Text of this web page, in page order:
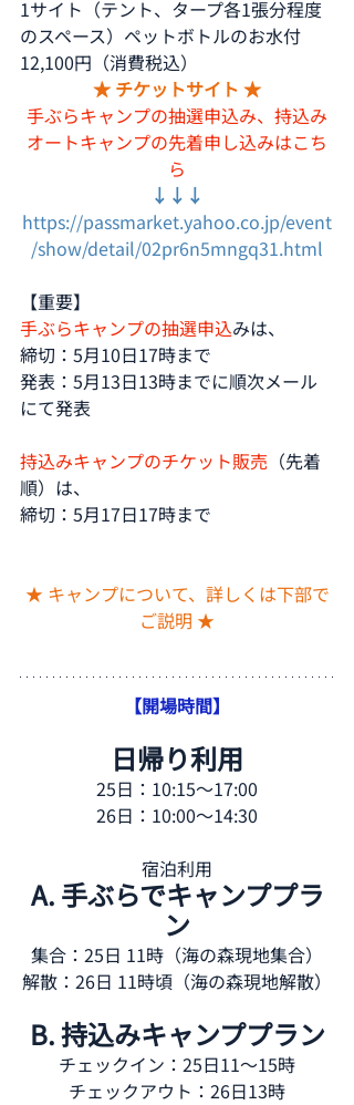
1サイト（テント、タープ各1張分程度
のスペース）ペットボトルのお水付
12,100円（消費税込）
★ チケットサイト ★
手ぶらキャンプの抽選申込み、持込み
オートキャンプの先着申し込みはこち
ら
↓↓↓
https://passmarket.yahoo.co.jp/event
/show/detail/02pr6n5mngq31.html
【重要】
手ぶらキャンプの抽選申込みは、
締切：5月10日17時まで
発表：5月13日13時までに順次メール
にて発表
持込みキャンプのチケット販売 （先着
順）は、
締切：5月17日17時まで
★ キャンプについて、詳しくは下部で
ご説明 ★
【開場時間】
日帰り利用
25日：10:15〜17:00
26日：10:00〜14:30
宿泊利用
A. 手ぶらでキャンププラ
ン
集合：25日 11時（海の森現地集合）
解散：26日 11時頃（海の森現地解散）
B. 持込みキャンププラン
チェックイン：25日11〜15時
チェックアウト：26日13時